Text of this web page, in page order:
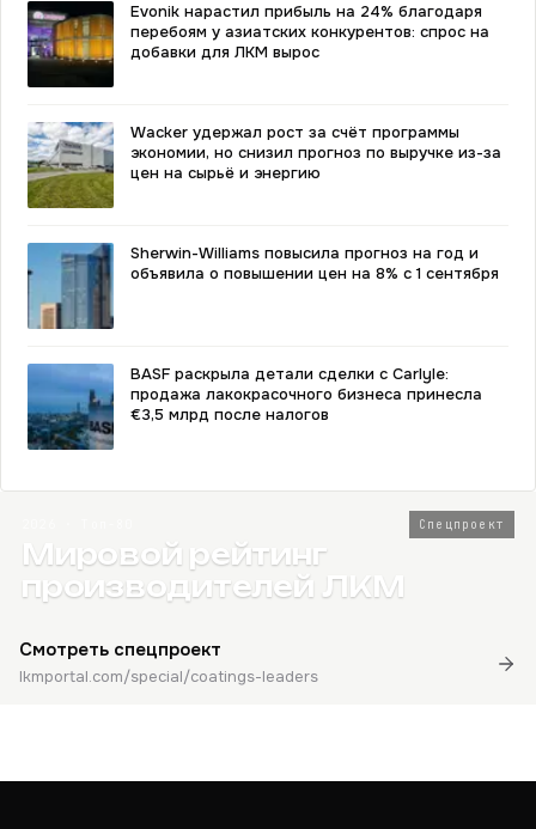
Evonik нарастил прибыль на 24% благодаря
перебоям у азиатских конкурентов: спрос на
добавки для ЛКМ вырос
Wacker удержал рост за счёт программы
экономии, но снизил прогноз по выручке из-за
цен на сырьё и энергию
Sherwin-Williams повысила прогноз на год и
объявила о повышении цен на 8% с 1 сентября
BASF раскрыла детали сделки с Carlyle:
продажа лакокрасочного бизнеса принесла
€3,5 млрд после налогов
Спецпроект
Мировой рейтинг
производителей ЛКМ
Смотреть спецпроект
lkmportal.com/special/coatings-leaders